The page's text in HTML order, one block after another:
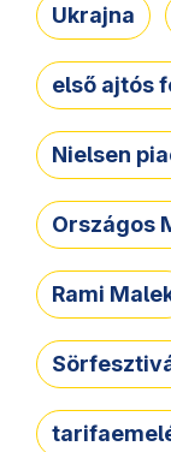
Ukrajna
első ajtós
Nielsen
Országos
Rami